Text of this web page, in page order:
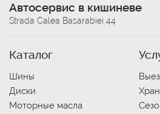
Автосервис в кишиневе
Strada Calea Basarabiei 44
Каталог
Шины
Диски
Моторные масла